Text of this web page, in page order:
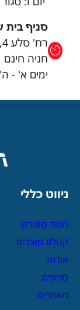
סניף
חניה חינם
ימים א' - ה': 9:00-
ניווט כללי
חנות ספורט
קטלוג מוצרים
אודות
סניפים
מאמרים